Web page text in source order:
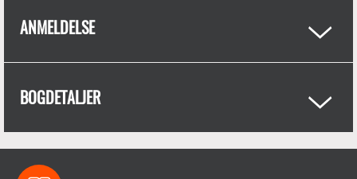
ANMELDELSE
BOGDETALJER